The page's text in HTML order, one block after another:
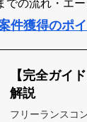
の流れ・エ
件獲得のポ
【完全ガイ
解説
フリーランスコ